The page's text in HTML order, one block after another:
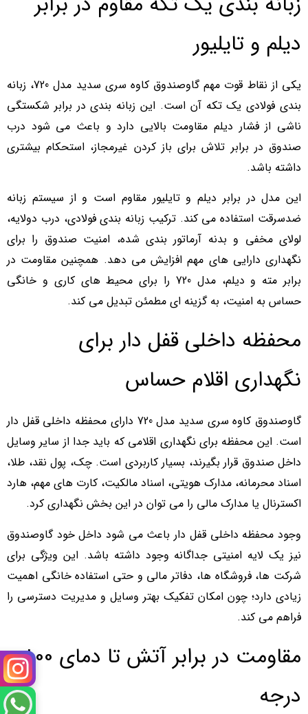
دیلم و تایلیور
یکی از نقاط قوت مهم گاوصندوق کاوه سری سدید مدل 720، زبانه
بندی فولادی یک تکه آن است. این زبانه بندی در برابر شکستگی
ناشی از فشار دیلم مقاومت بالایی دارد و باعث می شود درب
صندوق در برابر تلاش برای باز کردن غیرمجاز، استحکام بیشتری
داشته باشد.
این مدل در برابر دیلم و تایلیور مقاوم است و از سیستم زبانه
ضدسرقت استفاده می کند. ترکیب زبانه بندی فولادی، درب دولایه،
لولای مخفی و بدنه آرماتور بندی شده، امنیت صندوق را برای
نگهداری دارایی های مهم افزایش می دهد. همچنین مقاومت در
برابر مته و دیلم، مدل 720 را برای محیط های کاری و خانگی
حساس به امنیت، به گزینه ای مطمئن تبدیل می کند.
محفظه داخلی قفل دار برای
نگهداری اقلام حساس
گاوصندوق کاوه سری سدید مدل 720 دارای محفظه داخلی قفل دار
است. این محفظه برای نگهداری اقلامی که باید جدا از سایر وسایل
داخل صندوق قرار بگیرند، بسیار کاربردی است. چک، پول نقد، طلا،
اسناد محرمانه، مدارک هویتی، اسناد مالکیت، کارت های مهم، هارد
اکسترنال یا مدارک مالی را می توان در این بخش نگهداری کرد.
وجود محفظه داخلی قفل دار باعث می شود داخل خود گاوصندوق
نیز یک لایه امنیتی جداگانه وجود داشته باشد. این ویژگی برای
شرکت ها، فروشگاه ها، دفاتر مالی و حتی استفاده خانگی اهمیت
زیادی دارد؛ چون امکان تفکیک بهتر وسایل و مدیریت دسترسی را
فراهم می کند.
مقاومت در برابر آتش تا دمای 800
درجه